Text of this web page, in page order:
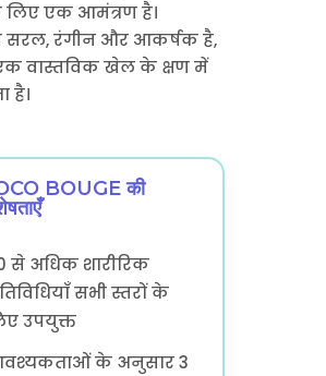
एक आमंत्रण है।
रंगीन और आकर्षक है,
वास्तविक खेल के क्षण में
है।
BOUGE की
से अधिक शारीरिक
सभी स्तरों के
उपयुक्त
के अनुसार 3